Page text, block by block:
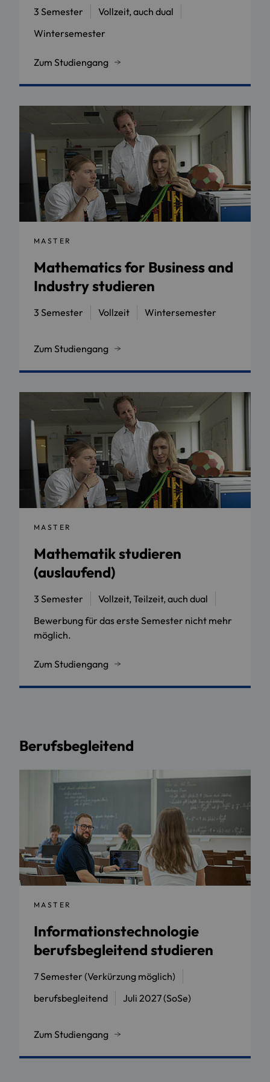
3 Semester
Vollzeit, auch dual
Wintersemester
Zum Studiengang
MASTER
Mathematics for Business and
Industry studieren
3 Semester Vollzeit Wintersemester
Zum Studiengang
MASTER
Mathematik studieren
(auslaufend)
3 Semester
Vollzeit, Teilzeit, auch dual
Bewerbung für das erste Semester nicht mehr
möglich.
Zum Studiengang
Berufsbegleitend
MASTER
Informationstechnologie
berufsbegleitend studieren
7 Semester (Verkürzung möglich)
berufsbegleitend
Juli 2027 (SoSe)
Zum Studiengang